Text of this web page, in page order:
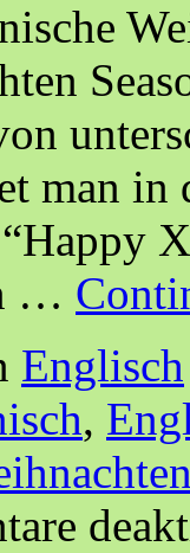
man in
…
Englisch
,